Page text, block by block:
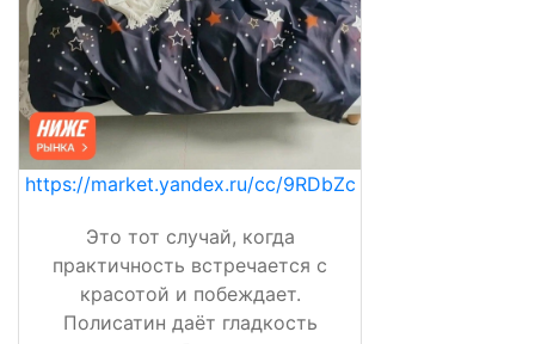
https://market.yandex.ru/cc/9RDbZc
Это тот случай, когда
практичность встречается с
красотой и побеждает.
Полисатин даёт гладкость